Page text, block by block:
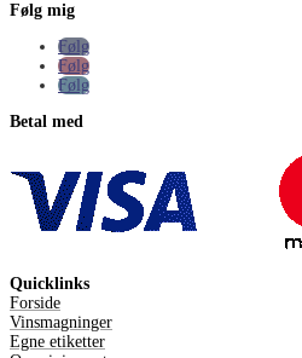
Følg mig
Følg
Følg
Følg
Betal med
Quicklinks
Forside
Vinsmagninger
Egne etiketter